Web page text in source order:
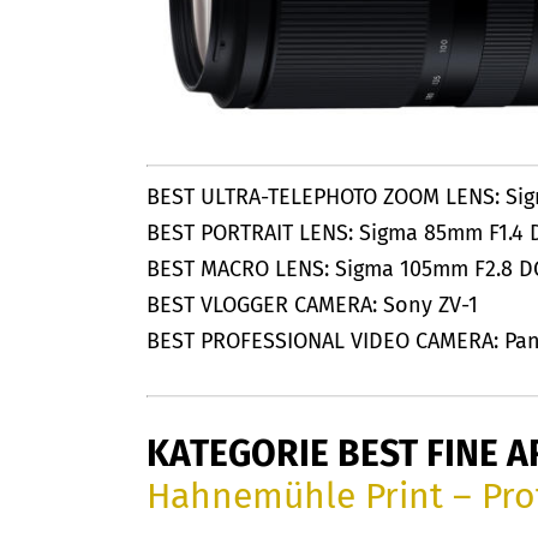
BEST ULTRA-TELEPHOTO ZOOM
BEST PORTRAIT LENS: Sigma 85mm
BEST MACRO LENS: Sigma 105mm F2.8
BEST VLOGGER CAMERA: Sony ZV-1
BEST PROFESSIONAL VIDEO CAMERA:
KATEGORIE BEST FINE
Hahnemühle Print –